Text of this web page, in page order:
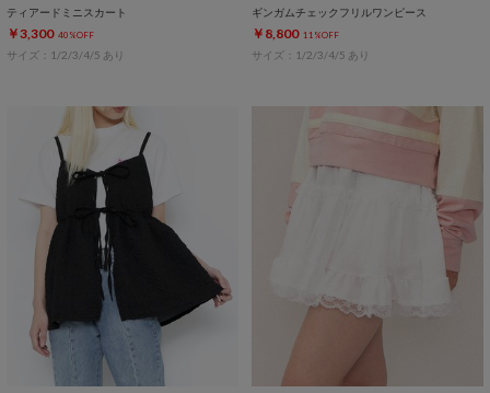
ティアードミニスカート
￥3,300 40%OFF
サイズ：1/2/3/4/5 あり
ギンガムチェックフリルワンピース
￥8,800 11%OFF
サイズ：1/2/3/4/5 あり